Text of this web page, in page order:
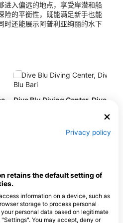
进入偏远的地点，享受岸潜和船
险的平衡性，既能满足新手也能
时还能展示阿普利亚绚丽的水下
Dive Blu Diving Center, Dive
Via Ignazio Lojacono 10/12, 70126
Dive Blu Diving Center, Dive Blu Monopoli
Via San
74122 Taranto, TA -
Privacy policy
retains the default setting of
information on a device, such as
storage to process personal
personal data based on legitimate
You may accept, deny or